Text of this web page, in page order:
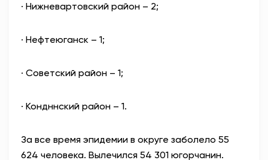
· Нижневартовский район – 2;
· Нефтеюганск – 1;
· Советский район – 1;
· Кондннский район – 1.
За все время эпидемии в округе заболело 55
624 человека. Вылечился 54 301 югорчанин.